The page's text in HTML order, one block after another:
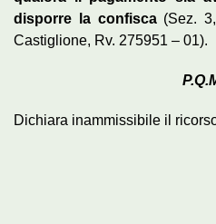
disporre la confisca(Sez. 3,
Castiglione, Rv. 275951 – 01).
Dichiara inammissibile il